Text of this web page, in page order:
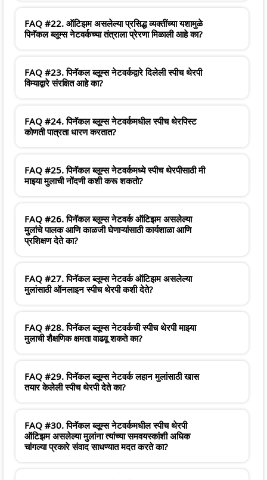
FAQ #22. ऑटिझम असलेल्या प्रसिद्ध व्यक्तींच्या यशामुळे
पिनॅकल ब्लूम्स नेटवर्कच्या तंत्राला प्रेरणा मिळाली आहे का?
FAQ #23. पिनॅकल ब्लूम्स नेटवर्कद्वारे दिलेली स्पीच थेरपी
विम्याद्वारे संरक्षित आहे का?
FAQ #24. पिनॅकल ब्लूम्स नेटवर्कमधील स्पीच थेरपिस्ट
कोणती पात्रता धारण करतात?
FAQ #25. पिनॅकल ब्लूम्स नेटवर्कमध्ये स्पीच थेरपीसाठी मी
माझ्या मुलाची नोंदणी कशी करू शकतो?
FAQ #26. पिनॅकल ब्लूम्स नेटवर्क ऑटिझम असलेल्या
मुलांचे पालक आणि काळजी घेणाऱ्यांसाठी कार्यशाळा आणि
प्रशिक्षण देते का?
FAQ #27. पिनॅकल ब्लूम्स नेटवर्क ऑटिझम असलेल्या
मुलांसाठी ऑनलाइन स्पीच थेरपी कशी देते?
FAQ #28. पिनॅकल ब्लूम्स नेटवर्कची स्पीच थेरपी माझ्या
मुलाची शैक्षणिक क्षमता वाढवू शकते का?
FAQ #29. पिनॅकल ब्लूम्स नेटवर्क लहान मुलांसाठी खास
तयार केलेली स्पीच थेरपी देते का?
FAQ #30. पिनॅकल ब्लूम्स नेटवर्कमधील स्पीच थेरपी
ऑटिझम असलेल्या मुलांना त्यांच्या समवयस्कांशी अधिक
चांगल्या प्रकारे संवाद साधण्यात मदत करते का?